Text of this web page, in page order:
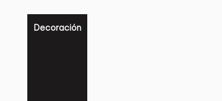
Decoración